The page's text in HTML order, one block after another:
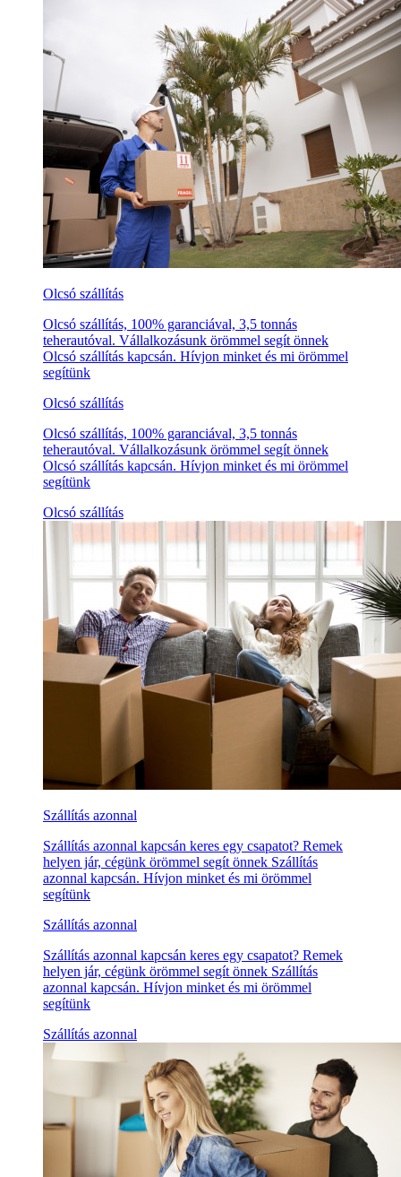
Olcsó szállítás
Olcsó szállítás, 100% garanciával, 3,5 tonnás
teherautóval. Vállalkozásunk örömmel segít önnek
Olcsó szállítás kapcsán. Hívjon minket és mi örömmel
segítünk
Olcsó szállítás
Olcsó szállítás, 100% garanciával, 3,5 tonnás
teherautóval. Vállalkozásunk örömmel segít önnek
Olcsó szállítás kapcsán. Hívjon minket és mi örömmel
segítünk
Olcsó szállítás
Szállítás azonnal
Szállítás azonnal kapcsán keres egy csapatot? Remek
helyen jár, cégünk örömmel segít önnek Szállítás
azonnal kapcsán. Hívjon minket és mi örömmel
segítünk
Szállítás azonnal
Szállítás azonnal kapcsán keres egy csapatot? Remek
helyen jár, cégünk örömmel segít önnek Szállítás
azonnal kapcsán. Hívjon minket és mi örömmel
segítünk
Szállítás azonnal